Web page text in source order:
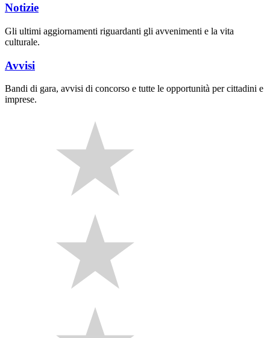
Notizie
Gli ultimi aggiornamenti riguardanti gli avvenimenti e la vita
culturale.
Avvisi
Bandi di gara, avvisi di concorso e tutte le opportunità per cittadini e
imprese.